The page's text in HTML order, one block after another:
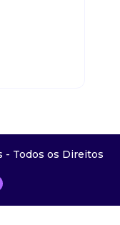
- Todos os Direitos